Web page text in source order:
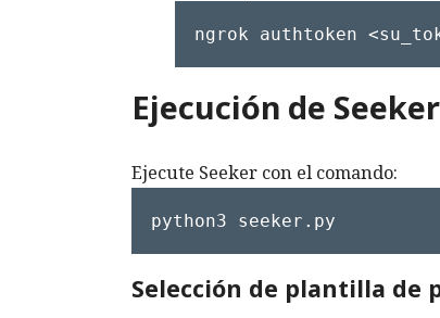
ngrok authtoken
Ejecución de Seeker
Ejecute Seeker con el comando:
python3 seeker.py
Selección de plantilla de